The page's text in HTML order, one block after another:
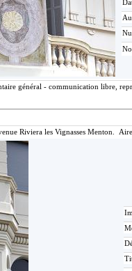
général - communication libre,
Riviera les Vignasses Menton.